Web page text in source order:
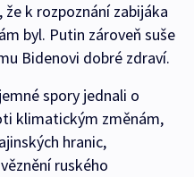
k rozpoznání zabijáka
byl. Putin zároveň suše
Bidenovi dobré zdraví.
spory jednali o
klimatickým změnám,
hranic,
ruského